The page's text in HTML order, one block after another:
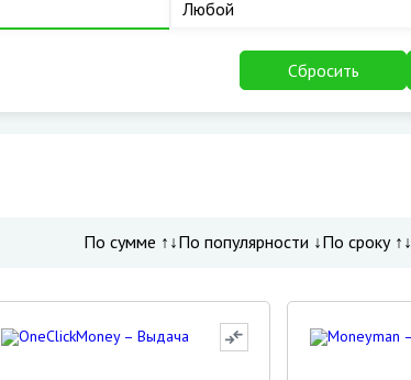
Любой
Сбросить
По сумме ↑↓По популярности ↓По сроку ↑↓